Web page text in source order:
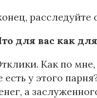
расследуйте
для вас как
Как по мне,
есть у этого
а